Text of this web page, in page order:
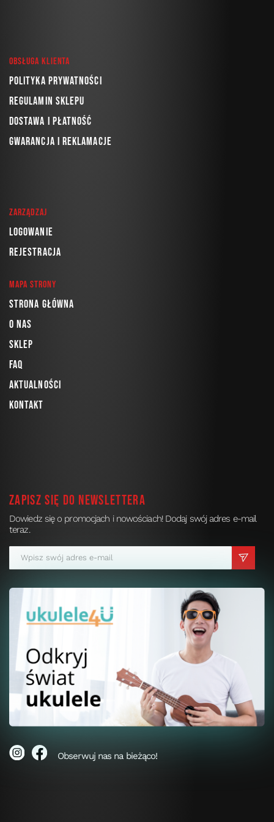
Obsługa klienta
Polityka prywatności
Regulamin sklepu
Dostawa i płatność
Gwarancja i reklamacje
Zarządzaj
Logowanie
Rejestracja
Mapa strony
Strona główna
O nas
Sklep
FAQ
Aktualności
Kontakt
Zapisz się do newslettera
Dowiedz się o promocjach i nowościach! Dodaj swój adres e-mail
teraz.
Obserwuj nas na bieżąco!